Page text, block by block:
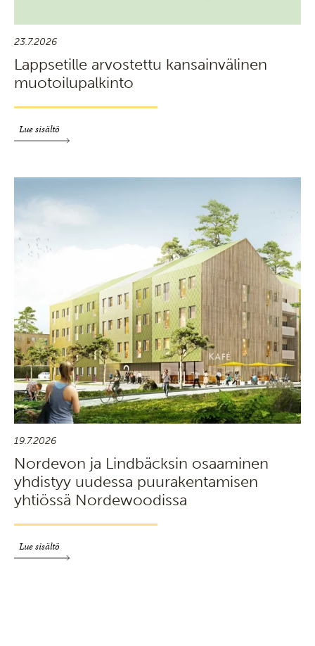
23.7.2026
Lappsetille arvostettu kansainvälinen
muotoilupalkinto
Lue sisältö
19.7.2026
Nordevon ja Lindbäcksin osaaminen
yhdistyy uudessa puurakentamisen
yhtiössä Nordewoodissa
Lue sisältö